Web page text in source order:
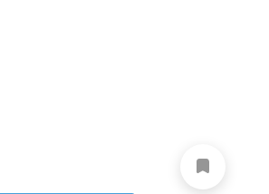
налогах и развитии без кредитов